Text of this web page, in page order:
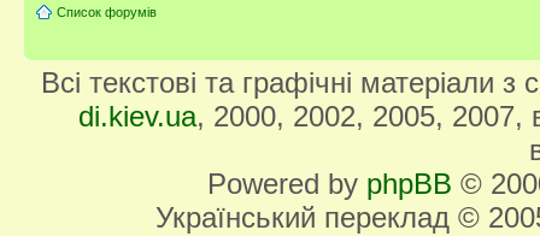
Список форумів
Всі текстові та графічні матеріали
di.kiev.ua, 2000, 2002, 2005, 2007,
Powered by phpBB ©
Український переклад ©